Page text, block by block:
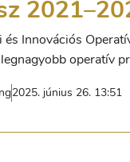
és Innovációs
operatív
2025. június 26. 13:51